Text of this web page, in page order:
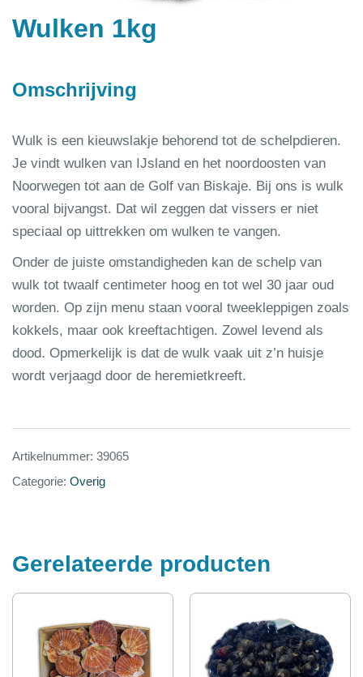
Wulken 1kg
Omschrijving
Wulk is een kieuwslakje behorend tot de schelpdieren.
Je vindt wulken van IJsland en het noordoosten van
Noorwegen tot aan de Golf van Biskaje. Bij ons is wulk
vooral bijvangst. Dat wil zeggen dat vissers er niet
speciaal op uittrekken om wulken te vangen.
Onder de juiste omstandigheden kan de schelp van
wulk tot twaalf centimeter hoog en tot wel 30 jaar oud
worden. Op zijn menu staan vooral tweekleppigen zoals
kokkels, maar ook kreeftachtigen. Zowel levend als
dood. Opmerkelijk is dat de wulk vaak uit z’n huisje
wordt verjaagd door de heremietkreeft.
Artikelnummer: 39065
Categorie: Overig
Gerelateerde producten